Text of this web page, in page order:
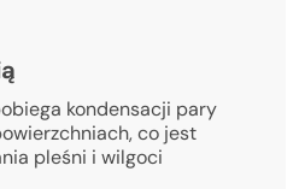
kondensacji pary
co jest
pleśni i wilgoci